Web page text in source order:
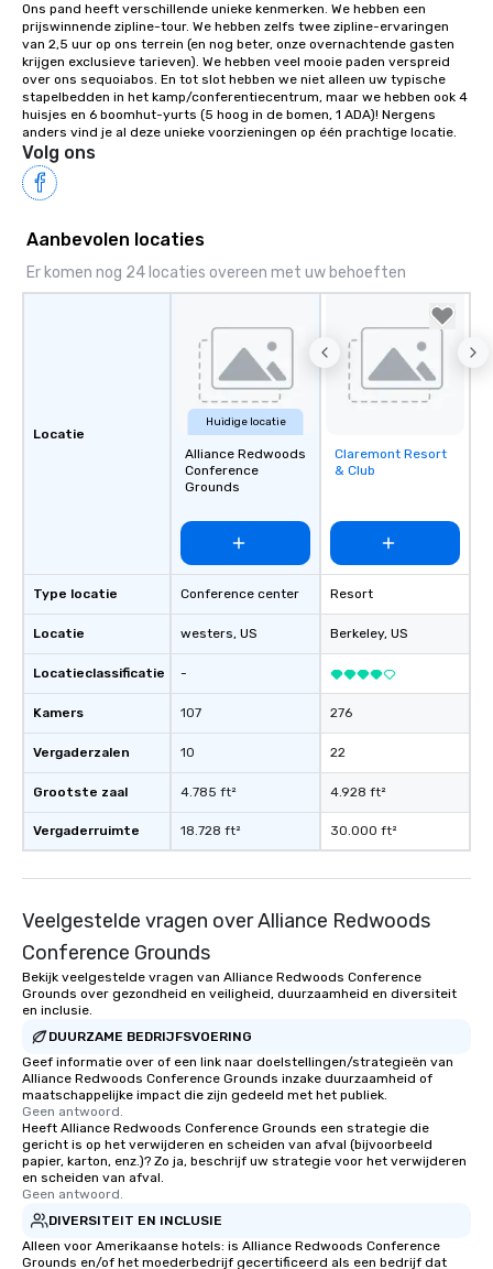
Ons pand heeft verschillende unieke kenmerken. We hebben een
prijswinnende zipline-tour. We hebben zelfs twee zipline-ervaringen
van 2,5 uur op ons terrein (en nog beter, onze overnachtende gasten
krijgen exclusieve tarieven). We hebben veel mooie paden verspreid
over ons sequoiabos. En tot slot hebben we niet alleen uw typische
stapelbedden in het kamp/conferentiecentrum, maar we hebben ook 4
huisjes en 6 boomhut-yurts (5 hoog in de bomen, 1 ADA)! Nergens
anders vind je al deze unieke voorzieningen op één prachtige locatie.
Volg ons
Aanbevolen locaties
Er komen nog 24 locaties overeen met uw behoeften
Locatie
Type locatie
Locatie
Locatieclassificatie
Kamers
Vergaderzalen
Grootste zaal
Vergaderruimte
Huidige locatie
Alliance Redwoods
Conference
Grounds
Conference center
westers, US
-
107
10
4.785 ft²
18.728 ft²
Removed from
favorites
Claremont Resort
& Club
Resort
Berkeley, US
276
22
4.928 ft²
30.000 ft²
Veelgestelde vragen over Alliance Redwoods
Conference Grounds
Bekijk veelgestelde vragen van Alliance Redwoods Conference
Grounds over gezondheid en veiligheid, duurzaamheid en diversiteit
en inclusie.
DUURZAME BEDRIJFSVOERING
Geef informatie over of een link naar doelstellingen/strategieën van
Alliance Redwoods Conference Grounds inzake duurzaamheid of
maatschappelijke impact die zijn gedeeld met het publiek.
Geen antwoord.
Heeft Alliance Redwoods Conference Grounds een strategie die
gericht is op het verwijderen en scheiden van afval (bijvoorbeeld
papier, karton, enz.)? Zo ja, beschrijf uw strategie voor het verwijderen
en scheiden van afval.
Geen antwoord.
DIVERSITEIT EN INCLUSIE
Alleen voor Amerikaanse hotels: is Alliance Redwoods Conference
Grounds en/of het moederbedrijf gecertificeerd als een bedrijf dat